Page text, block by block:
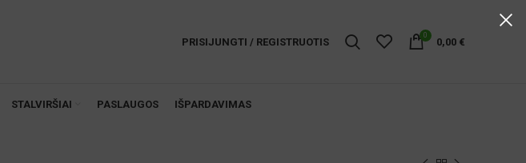
PRISIJUNGTI / REGISTRUOTIS
0
0,00 €
STALVIRŠIAI PASLAUGOS IŠPARDAVIMAS